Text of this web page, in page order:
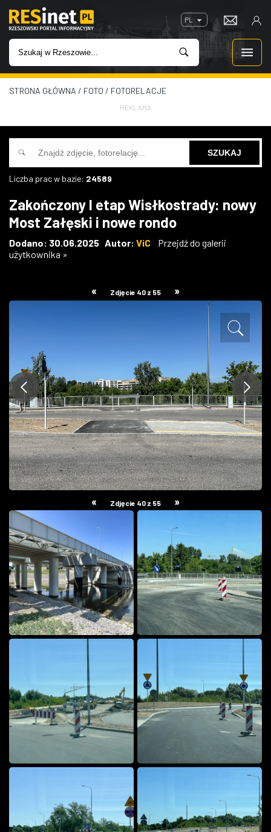
PL
WIADOMOŚCI
INWESTYCJE
IMPREZY
W KINACH
GASTRONOMIA
STRONA GŁÓWNA / FOTO / FOTORELACJE
REKLAMA
Liczba prac w bazie: 24589
Zakończony I etap Wisłkostrady: nowy
Most Załęski i nowe rondo
Dodano: 30.06.2025 Autor: ViC
Przejdź do galerii
użytkownika »
« Zdjęcie 40 z 55 »
« Zdjęcie 40 z 55 »